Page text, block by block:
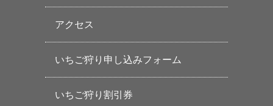
アクセス
いちご狩り申し込みフォーム
いちご狩り割引券